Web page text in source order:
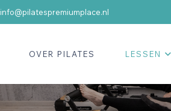
info@pilatespremiumplace.nl
OVER PILATES LESSEN